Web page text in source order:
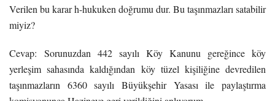
Verilen bu karar h-hukuken doğrumu dur. Bu taşınmazları satabilir
miyiz?
Cevap: Sorunuzdan 442 sayılı Köy Kanunu gereğince köy
yerleşim sahasında kaldığından köy tüzel kişiliğine devredilen
taşınmazların 6360 sayılı Büyükşehir Yasası ile paylaştırma